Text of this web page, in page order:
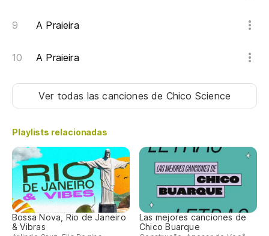
A Praieira
A Praieira
Ver todas las cancionesde Chico Science
Playlists relacionadas
Bossa Nova, Rio de Janeiro
& Vibras
Las mejores canciones de
Chico Buarque